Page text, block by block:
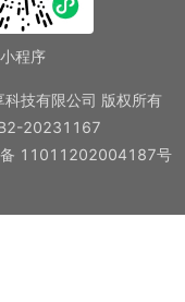
小程序
技有限公司 版权所有
20231167
备 11011202004187号